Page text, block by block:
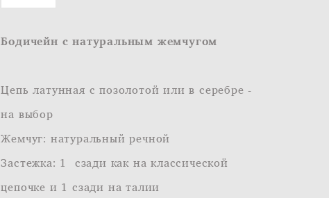
Бодичейн с натуральным жемчугом
Цепь латунная с позолотой или в серебре -
на выбор
Жемчуг: натуральный речной
Застежка: 1 сзади как на классической
цепочке и 1 сзади на талии